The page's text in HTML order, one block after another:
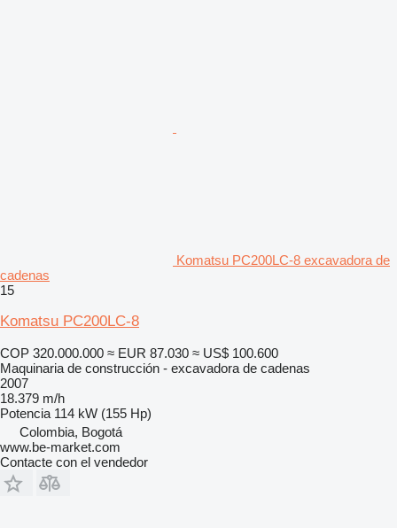
Komatsu PC200LC-8 excavadora de
cadenas
15
Komatsu PC200LC-8
COP 320.000.000 ≈ EUR 87.030 ≈ US$ 100.600
Maquinaria de construcción - excavadora de cadenas
2007
18.379 m/h
Potencia 114 kW (155 Hp)
Colombia, Bogotá
www.be-market.com
Contacte con el vendedor